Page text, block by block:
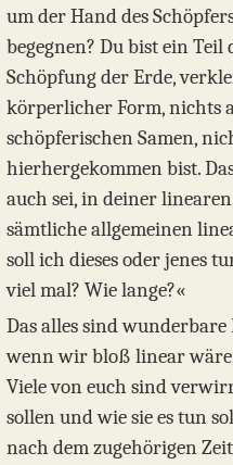
um der Hand des
begegnen? Du bist ein
Schöpfung der Erde,
körperlicher Form, nichts
schöpferischen Samen,
hierhergekommen bist.
auch sei, in deiner
sämtliche allgemeinen
soll ich dieses oder jenes
viel mal? Wie lange?«
Das alles sind wunderbare
wenn wir bloß linear
Viele von euch sind
sollen und wie sie es tun
nach dem zugehörigen